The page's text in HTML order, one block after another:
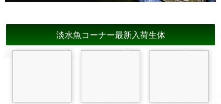
淡水魚コーナー最新入荷生体